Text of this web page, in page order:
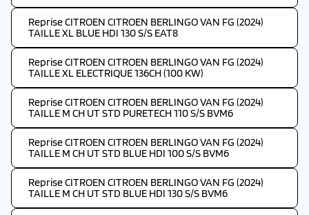
Reprise CITROEN CITROEN BERLINGO VAN FG (2024)
TAILLE XL BLUE HDI 130 S/S EAT8
Reprise CITROEN CITROEN BERLINGO VAN FG (2024)
TAILLE XL ELECTRIQUE 136CH (100 KW)
Reprise CITROEN CITROEN BERLINGO VAN FG (2024)
TAILLE M CH UT STD PURETECH 110 S/S BVM6
Reprise CITROEN CITROEN BERLINGO VAN FG (2024)
TAILLE M CH UT STD BLUE HDI 100 S/S BVM6
Reprise CITROEN CITROEN BERLINGO VAN FG (2024)
TAILLE M CH UT STD BLUE HDI 130 S/S BVM6